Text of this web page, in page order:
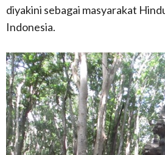
diyakini sebagai masyarakat
Indonesia.